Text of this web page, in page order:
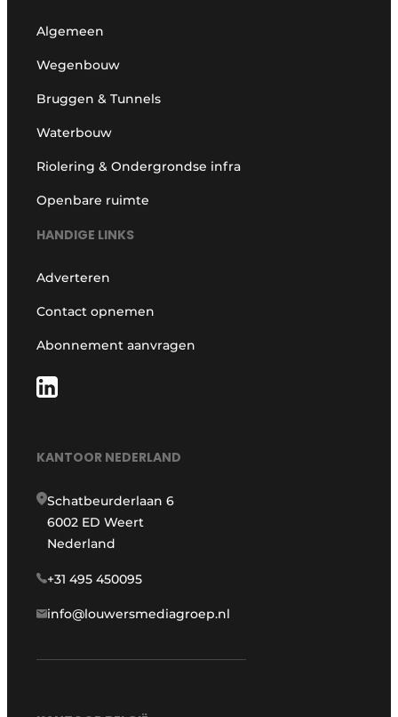
Algemeen
Wegenbouw
Bruggen & Tunnels
Waterbouw
Riolering & Ondergrondse infra
Openbare ruimte
HANDIGE LINKS
Adverteren
Contact opnemen
Abonnement aanvragen
KANTOOR NEDERLAND
Schatbeurderlaan 6
6002 ED Weert
Nederland
+31 495 450095
info@louwersmediagroep.nl